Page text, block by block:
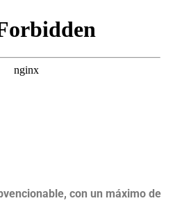
con un máximo de